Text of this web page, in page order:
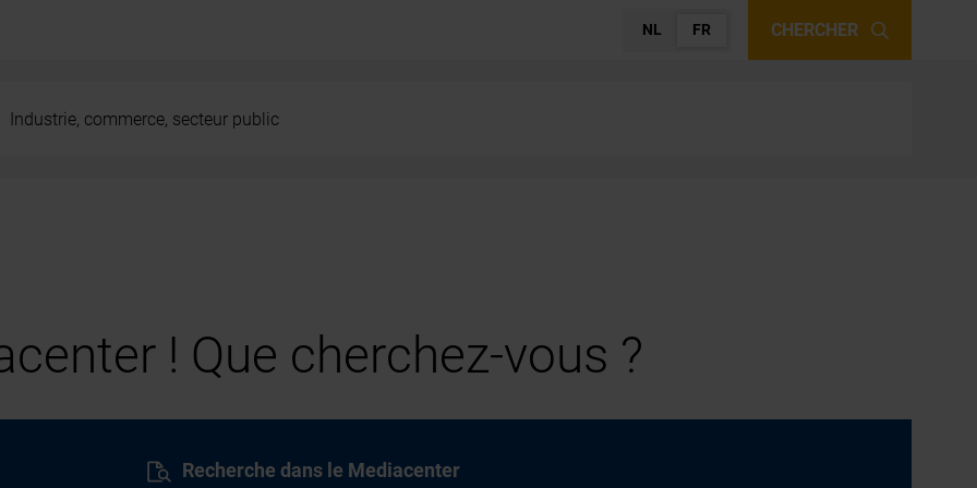
NL FR CHERCHER
Industrie, commerce, secteur public
! Que cherchez-vous ?
Recherche dans le Mediacenter